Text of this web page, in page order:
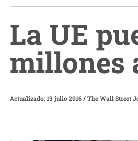
La UE
millones
Actualizado: 13 julio 2016/The Wall Street